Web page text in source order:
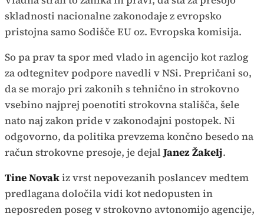
skladnosti nacionalne zakonodaje z evropsko
pristojna samo Sodišče EU oz. Evropska komisija.
So pa prav ta spor med vlado in agencijo kot razlog
za odtegnitev podpore navedli v NSi. Prepričani so,
da se morajo pri zakonih s tehnično in strokovno
vsebino najprej poenotiti strokovna stališča, šele
nato naj zakon pride v zakonodajni postopek. Ni
odgovorno, da politika prevzema končno besedo na
račun strokovne presoje, je dejalJanez Žakelj.
Tine Novakiz vrst nepovezanih poslancev medtem
predlagana določila vidi kot nedopusten in
neposreden poseg v strokovno avtonomijo agencije,